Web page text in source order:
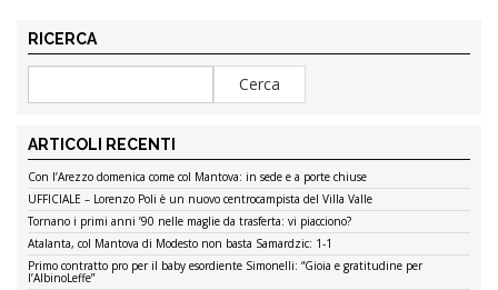
RICERCA
ARTICOLI RECENTI
Con l’Arezzo domenica come col Mantova: in sede e a porte chiuse
UFFICIALE – Lorenzo Poli è un nuovo centrocampista del Villa Valle
Tornano i primi anni ’90 nelle maglie da trasferta: vi piacciono?
Atalanta, col Mantova di Modesto non basta Samardzic: 1-1
Primo contratto pro per il baby esordiente Simonelli: “Gioia e gratitudine per
l’AlbinoLeffe”